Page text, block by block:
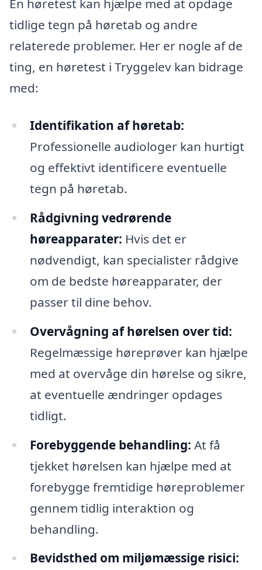
En høretest kan hjælpe med at opdage
tidlige tegn på høretab og andre
relaterede problemer. Her er nogle af de
ting, en høretest i Tryggelev kan bidrage
med:
Identifikation af høretab:
Professionelle audiologer kan hurtigt
og effektivt identificere eventuelle
tegn på høretab.
Rådgivning vedrørende
høreapparater: Hvis det er
nødvendigt, kan specialister rådgive
om de bedste høreapparater, der
passer til dine behov.
Overvågning af hørelsen over tid:
Regelmæssige høreprøver kan hjælpe
med at overvåge din hørelse og sikre,
at eventuelle ændringer opdages
tidligt.
Forebyggende behandling: At få
tjekket hørelsen kan hjælpe med at
forebygge fremtidige høreproblemer
gennem tidlig interaktion og
behandling.
Bevidsthed om miljømæssige risici: